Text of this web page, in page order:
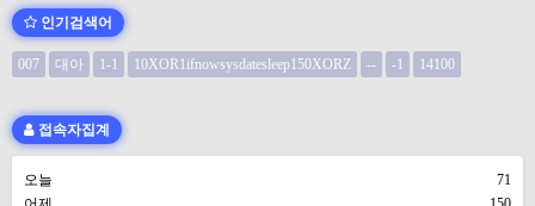
인기검색어
007 대아 1-1 10XOR1ifnowsysdatesleep150XORZ -- -1 14100
접속자집계
오늘
71